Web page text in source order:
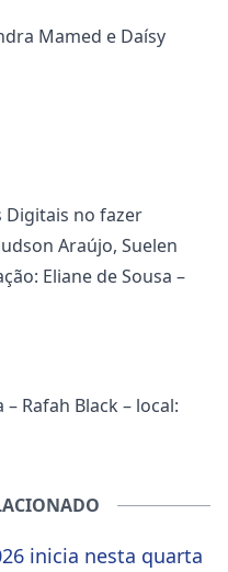
Mamed e Daísy
Digitais no fazer
Araújo, Suelen
Eliane de Sousa –
Rafah Black – local:
inicia nesta quarta